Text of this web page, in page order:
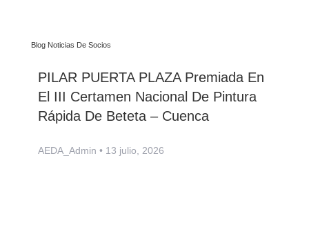
Blog Noticias De Socios
PILAR PUERTA PLAZA Premiada En
El III Certamen Nacional De Pintura
Rápida De Beteta – Cuenca
AEDA_Admin 13 julio, 2026